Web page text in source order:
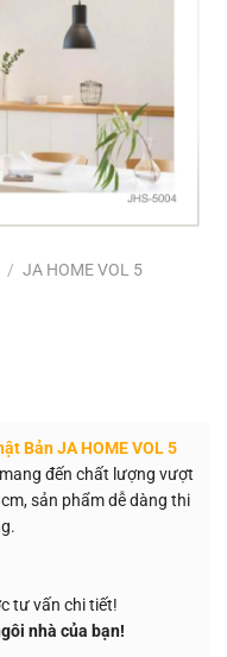
/ JA HOME VOL 5
Bản JA HOME VOL 5
đến chất lượng vượt
sản phẩm dễ dàng thi
tư vấn chi tiết!
nhà của bạn!